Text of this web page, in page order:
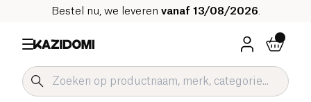
Bestel nu, we leveren vanaf 13/08/2026